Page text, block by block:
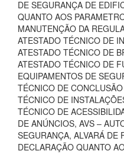
DE SEGURANÇA DE
QUANTO AOS
MANUTENÇÃO DA
ATESTADO TÉCNICO DE
ATESTADO TÉCNICO DE
ATESTADO TÉCNICO DE
EQUIPAMENTOS DE
TÉCNICO DE
TÉCNICO DE
TÉCNICO DE
DE ANÚNCIOS, AVS –
SEGURANÇA, ALVARÁ DE
DECLARAÇÃO QUANTO